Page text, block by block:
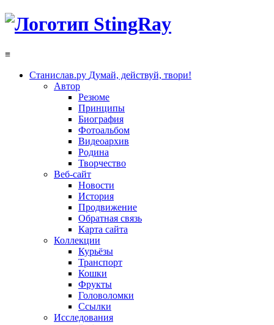
≡
Станислав.ру Думай, действуй, твори!
Автор
Резюме
Принципы
Биография
Фотоальбом
Видеоархив
Родина
Творчество
Веб-сайт
Новости
История
Продвижение
Обратная связь
Карта сайта
Коллекции
Курьёзы
Транспорт
Кошки
Фрукты
Головоломки
Ссылки
Исследования